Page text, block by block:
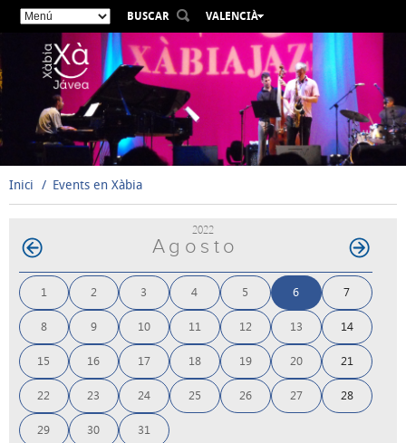
BUSCAR
VALENCIÀ
ESPAÑOL
ENGLISH
DEUTSCH
РУССКИЙ
Inici Events en Xàbia
2022
Agosto
1 2 3 4 5 6 7
8 9 10 11 12 13 14
15 16 17 18 19 20 21
22 23 24 25 26 27 28
29 30 31